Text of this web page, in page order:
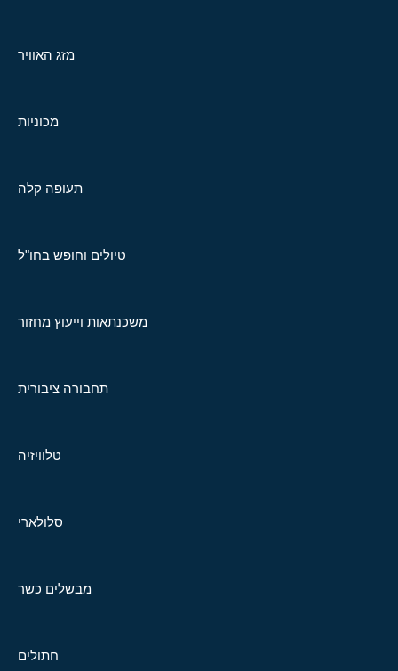
מזג האוויר
מכוניות
תעופה קלה
טיולים וחופש בחו"ל
משכנתאות וייעוץ מחזור
תחבורה ציבורית
טלוויזיה
סלולארי
מבשלים כשר
חתולים